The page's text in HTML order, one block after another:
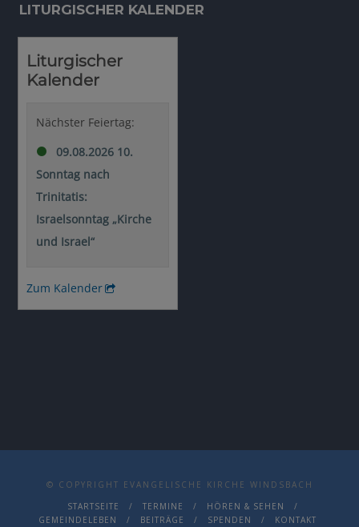
LITURGISCHER KALENDER
© COPYRIGHT EVANGELISCHE KIRCHE WINDSBACH
STARTSEITE
TERMINE
HÖREN & SEHEN
GEMEINDELEBEN
BEITRÄGE SPENDEN KONTAKT